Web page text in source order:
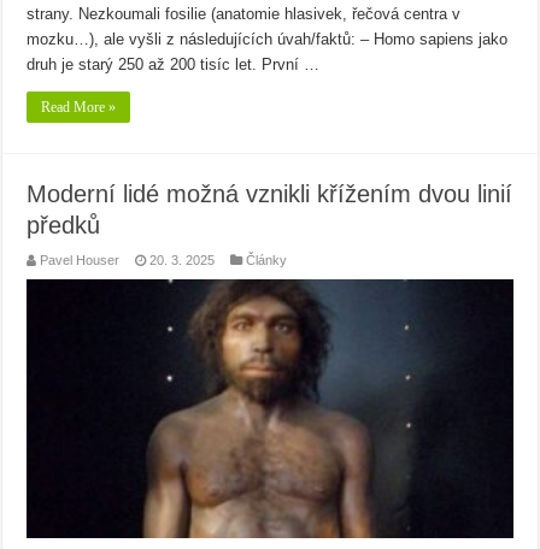
strany. Nezkoumali fosilie (anatomie hlasivek, řečová centra v
mozku…), ale vyšli z následujících úvah/faktů: – Homo sapiens jako
druh je starý 250 až 200 tisíc let. První …
Read More »
Moderní lidé možná vznikli křížením dvou linií
předků
Pavel Houser 20. 3. 2025 Články